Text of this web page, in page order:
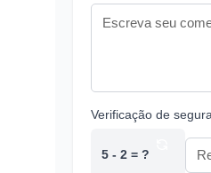
Verificação de
5 - 2 = ?